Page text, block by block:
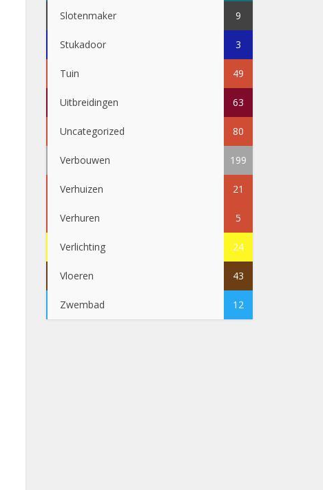
Slotenmaker 9
Stukadoor 3
Tuin 49
Uitbreidingen 63
Uncategorized 80
Verbouwen 199
Verhuizen 21
Verhuren 5
Verlichting 24
Vloeren 43
Zwembad 12